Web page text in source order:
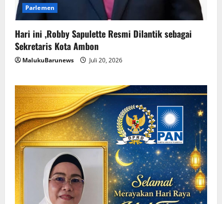
Parlemen
Hari ini ,Robby Sapulette Resmi Dilantik sebagai
Sekretaris Kota Ambon
MalukuBarunews Juli 20, 2026